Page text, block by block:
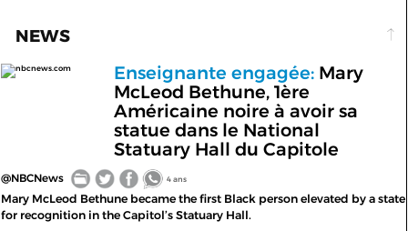
NEWS
nbcnews.com Enseignante engagée:Mary
McLeod Bethune, 1ère
Américaine noire à avoir sa
statue dans le National
Statuary Hall du Capitole
@NBCNews 4 ans
Mary McLeod Bethune became the first Black person elevated by a state
for recognition in the Capitol’s Statuary Hall.